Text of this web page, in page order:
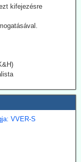
nemrég még egy
Az energiaügyi
indokolták annak a
korábban
Japán 2050-ig
ahogy a realitás
bővítése azonnali
Japán a Hormuz
a
USA-ból kőolajat.
az orosz
kifejezésre
VVER-S